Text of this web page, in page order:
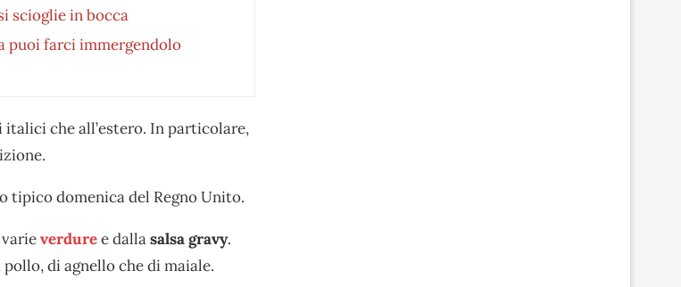
scioglie in bocca
puoi farci immergendolo
che all’estero. In particolare,
tipico domenica del Regno Unito.
varieverduree dallasalsa gravy.
di agnello che di maiale.